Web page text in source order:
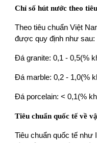
Chỉ số hút nước theo
Theo tiêu chuẩn Việt
được quy định như sau:
Đá granite: 0,1 - 0,5(%
Đá marble:0,2 - 1,0(%
Đá porcelain:< 0,1(%
Tiêu chuẩn quốc tế về
Tiêu chuẩn quốc tế như